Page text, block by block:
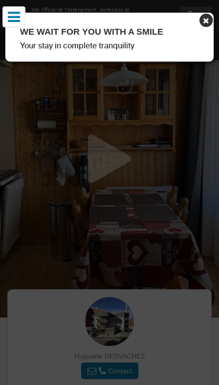
Site Officiel de l'hébergement , partenaire de
APPARTEMENT DESVACHEZ VAL THORENS
WE WAIT FOR YOU WITH A SMILE
Your stay in complete tranquility
Huguette DESVACHEZ
Contact